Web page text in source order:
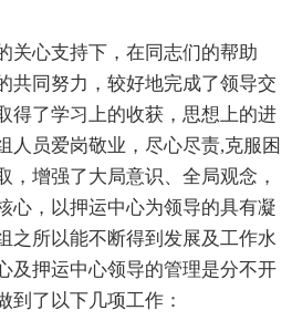
关心支持下，在同志们的帮助
共同努力，较好地完成了领导交
得了学习上的收获，思想上的进
人员爱岗敬业，尽心尽责,克服困
，增强了大局意识、全局观念，
心，以押运中心为领导的具有凝
之所以能不断得到发展及工作水
及押运中心领导的管理是分不开
到了以下几项工作：